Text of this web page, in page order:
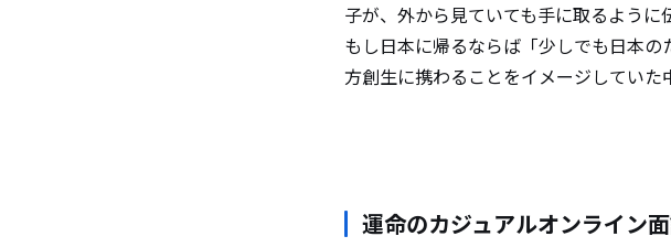
子が、外から見ていても手に取るように
もし日本に帰るならば「少しでも日本
方創生に携わることをイメージしていた
運命のカジュアルオンライン